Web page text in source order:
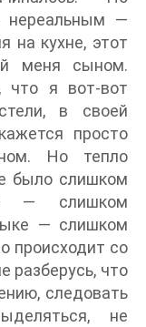
нереальным —
на кухне, этот
меня сыном.
что я вот-вот
в своей
просто
Но тепло
было слишком
— слишком
— слишком
происходит со
разберусь, что
следовать
не